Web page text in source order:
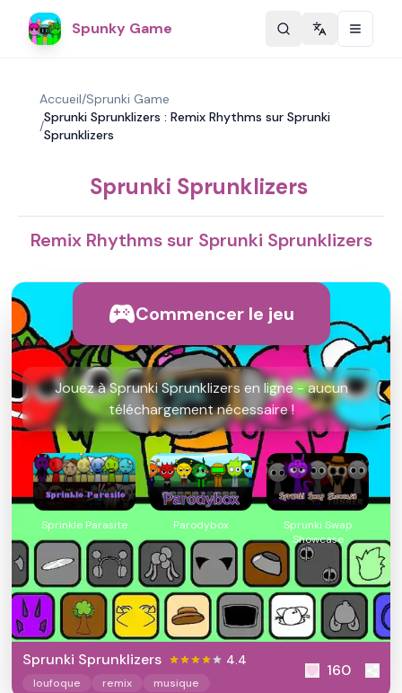
Spunky Game Change
Accueil/Sprunki Game
/
Sprunki Sprunklizers : Remix Rhythms sur Sprunki
Sprunklizers
Sprunki Sprunklizers
Remix Rhythms sur Sprunki Sprunklizers
Commencer le jeu
Jouez à Sprunki Sprunklizers en ligne - aucun
téléchargement nécessaire !
Sprinkle Parasite Parodybox
Sprunki Swap
Showcase
Sprunki Sprunklizers 4.4
loufoque remix musique
160